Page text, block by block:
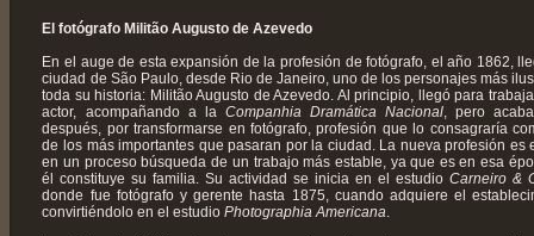
El fotógrafo Militão Augusto de Azevedo
En el auge de esta expansión de la profesión de fotógrafo, el año 1862,
ciudad de São Paulo, desde Rio de Janeiro, uno de los personajes más
toda su historia: Militão Augusto de Azevedo. Al principio, llegó para
actor, acompañando a la Companhia Dramática Nacional, pero
después, por transformarse en fotógrafo, profesión que lo consagraría
de los más importantes que pasaran por la ciudad. La nueva profesión es
en un proceso búsqueda de un trabajo más estable, ya que es en esa
él constituye su familia. Su actividad se inicia en el estudio Carneiro &
donde fue fotógrafo y gerente hasta 1875, cuando adquiere el
convirtiéndolo en el estudioPhotographia Americana.